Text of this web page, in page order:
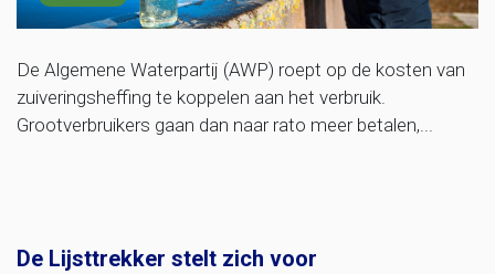
De Algemene Waterpartij (AWP) roept op de kosten van
zuiveringsheffing te koppelen aan het verbruik.
Grootverbruikers gaan dan naar rato meer betalen,...
De Lijsttrekker stelt zich voor